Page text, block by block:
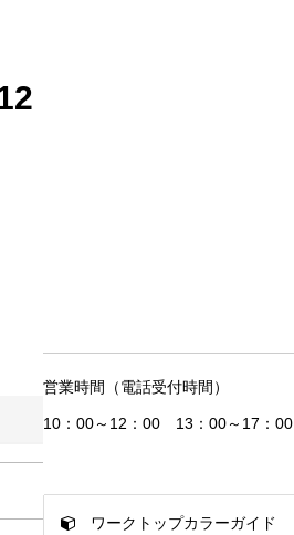
営業時間（電話受付時間）
10：00～12：00 13：00～17：00
ワークトップカラーガイド